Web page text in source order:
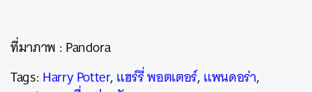
ที่มาภาพ : Pandora
Tags:Harry Potter,แฮร์รี่ พอตเตอร์,แพนดอร่า,